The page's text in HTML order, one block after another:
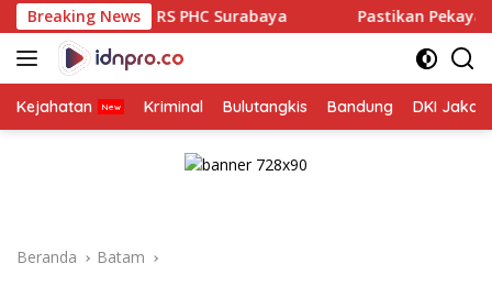
Langsung
ke
konten
Breaking News
Surabaya Pastikan Pekayanan Maksimal,
Kejahatan Kriminal Bulutangkis Bandung DKI
Beranda Batam